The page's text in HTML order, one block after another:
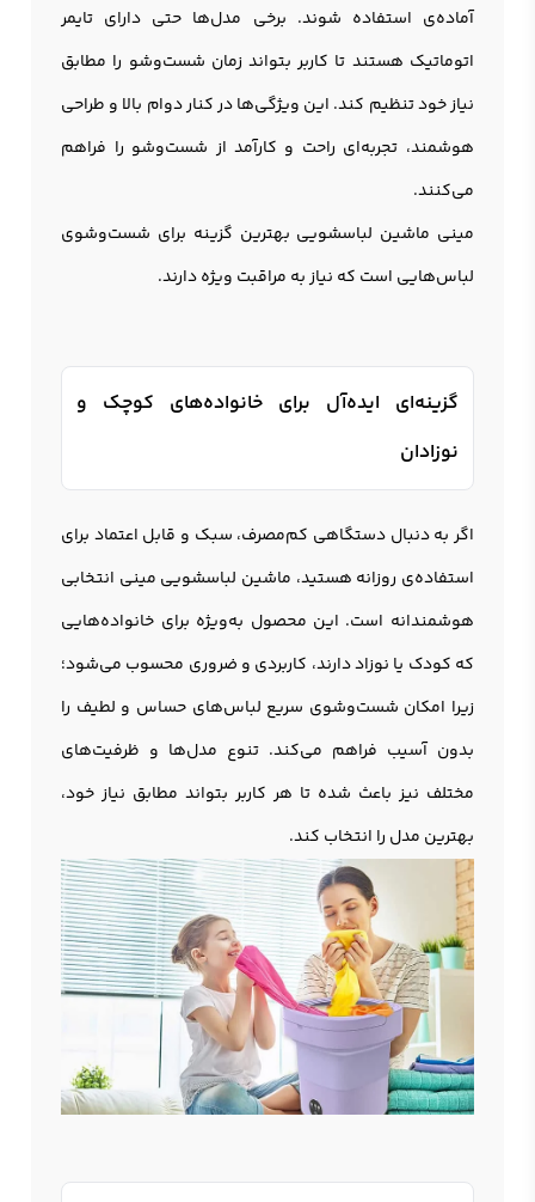
آماده‌ی استفاده شوند. برخی مدل‌ها حتی دارای تایمر
اتوماتیک هستند تا کاربر بتواند زمان شست‌وشو را مطابق
نیاز خود تنظیم کند. این ویژگی‌ها در کنار دوام بالا و طراحی
هوشمند، تجربه‌ای راحت و کارآمد از شست‌وشو را فراهم
می‌کنند.
مینی ماشین لباسشویی بهترین گزینه برای شست‌وشوی
لباس‌هایی است که نیاز به مراقبت ویژه دارند.
گزینه‌ای ایده‌آل برای خانواده‌های کوچک و
نوزادان
اگر به دنبال دستگاهی کم‌مصرف، سبک و قابل اعتماد برای
استفاده‌ی روزانه هستید، ماشین لباسشویی مینی انتخابی
هوشمندانه است. این محصول به‌ویژه برای خانواده‌هایی
که کودک یا نوزاد دارند، کاربردی و ضروری محسوب می‌شود؛
زیرا امکان شست‌وشوی سریع لباس‌های حساس و لطیف را
بدون آسیب فراهم می‌کند. تنوع مدل‌ها و ظرفیت‌های
مختلف نیز باعث شده تا هر کاربر بتواند مطابق نیاز خود،
بهترین مدل را انتخاب کند.